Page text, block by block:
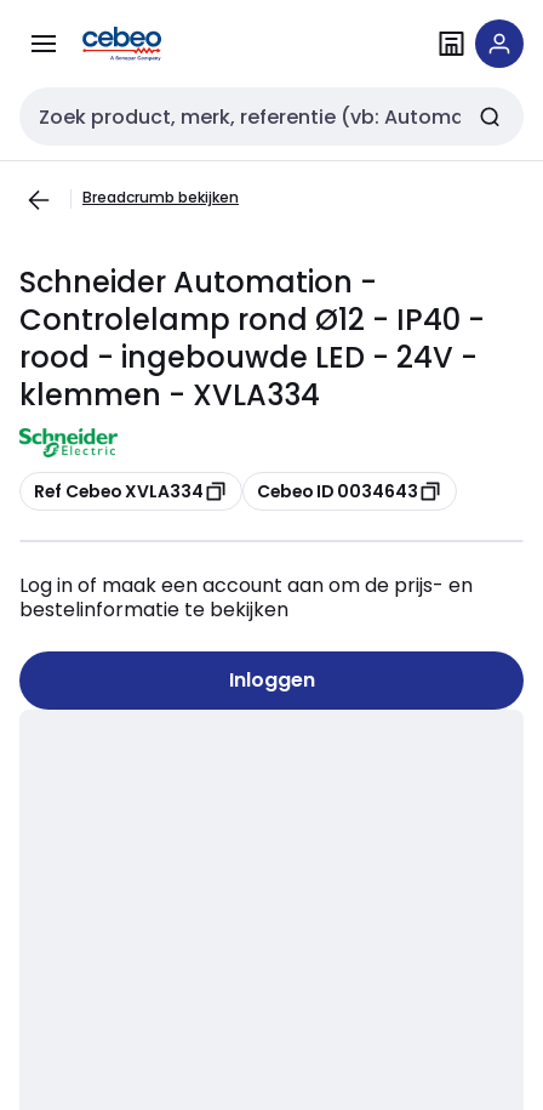
naar
naar
Zoekveld invoer
Breadcrumb bekijken
Schneider Automation -
Controlelamp rond Ø12 - IP40 -
rood - ingebouwde LED - 24V -
klemmen - XVLA334
Kopiëren
Ref Cebeo XVLA334 Kopiëren
Cebeo ID 0034643
Log in of maak een account aan om de prijs- en
bestelinformatie te bekijken
Inloggen